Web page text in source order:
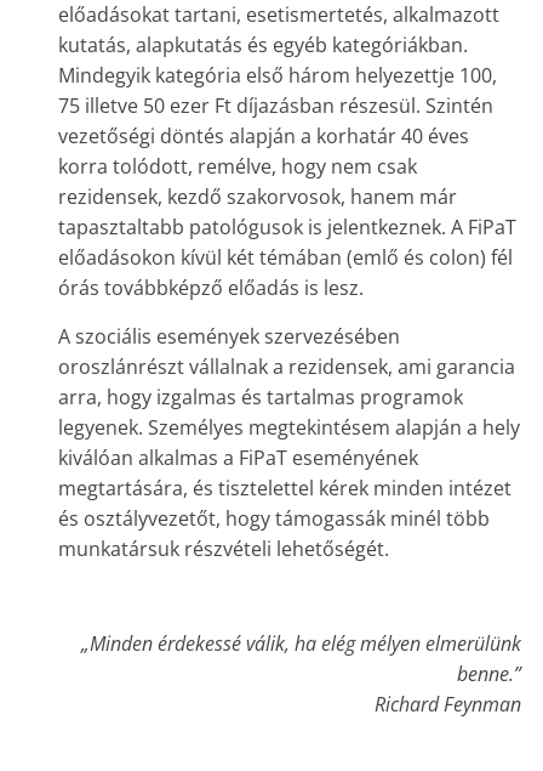
előadásokat tartani, esetismertetés, alkalmazott
kutatás, alapkutatás és egyéb kategóriákban.
Mindegyik kategória első három helyezettje 100,
75 illetve 50 ezer Ft díjazásban részesül. Szintén
vezetőségi döntés alapján a korhatár 40 éves
korra tolódott, remélve, hogy nem csak
rezidensek, kezdő szakorvosok, hanem már
tapasztaltabb patológusok is jelentkeznek. A FiPaT
előadásokon kívül két témában (emlő és colon) fél
órás továbbképző előadás is lesz.
A szociális események szervezésében
oroszlánrészt vállalnak a rezidensek, ami garancia
arra, hogy izgalmas és tartalmas programok
legyenek. Személyes megtekintésem alapján a hely
kiválóan alkalmas a FiPaT eseményének
megtartására, és tisztelettel kérek minden intézet
és osztályvezetőt, hogy támogassák minél több
munkatársuk részvételi lehetőségét.
„Minden érdekessé válik, ha elég mélyen elmerülünk
benne.”
Richard Feynman